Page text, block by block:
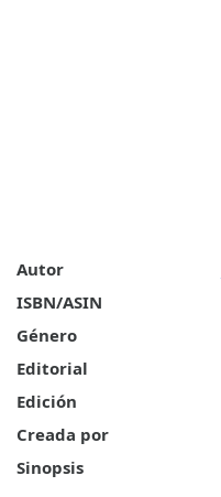
Autor
ISBN/ASIN
Género
Editorial
Edición
Creada por
Sinopsis